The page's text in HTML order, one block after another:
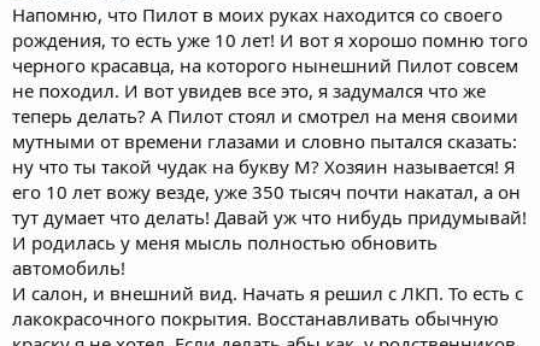
Напомню, что Пилот в моих руках находится со своего
рождения, то есть уже 10 лет! И вот я хорошо помню того
черного красавца, на которого нынешний Пилот совсем
не походил. И вот увидев все это, я задумался что же
теперь делать? А Пилот стоял и смотрел на меня своими
мутными от времени глазами и словно пытался сказать:
ну что ты такой чудак на букву М? Хозяин называется! Я
его 10 лет вожу везде, уже 350 тысяч почти накатал, а он
тут думает что делать! Давай уж что нибудь придумывай!
И родилась у меня мысль полностью обновить
автомобиль!
И салон, и внешний вид. Начать я решил с ЛКП. То есть с
лакокрасочного покрытия. Восстанавливать обычную